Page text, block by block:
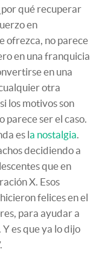
qué recuperar
en
ofrezca, no parece
en una franquicia
en una
otra
los motivos son
parece ser el caso.
es la nostalgia.
decidiendo a
que en
X. Esos
felices en el
para ayudar a
es que ya lo dijo